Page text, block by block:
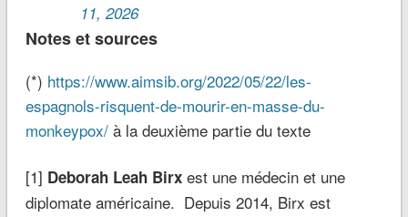
11, 2026
Notes et sources
(*) https://www.aimsib.org/2022/05/22/les-
espagnols-risquent-de-mourir-en-masse-du-
monkeypox/à la deuxième partie du texte
[1] Deborah Leah Birxest une médecin et une
diplomate américaine. Depuis 2014, Birx est